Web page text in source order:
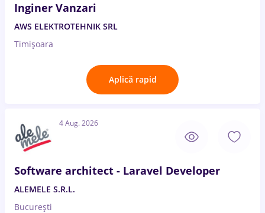
Inginer Vanzari
AWS ELEKTROTEHNIK SRL
Timișoara
Aplică rapid
4 Aug. 2026
Software architect - Laravel Developer
ALEMELE S.R.L.
București